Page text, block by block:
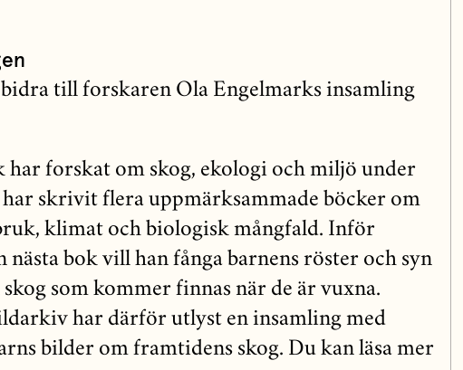
till forskaren Ola Engelmarks insamling
har forskat om skog, ekologi och miljö under
har skrivit flera uppmärksammade böcker om
klimat och biologisk mångfald. Inför
nästa bok vill han fånga barnens röster och syn
skog som kommer finnas när de är vuxna.
har därför utlyst en insamling med
bilder om framtidens skog. Du kan läsa mer